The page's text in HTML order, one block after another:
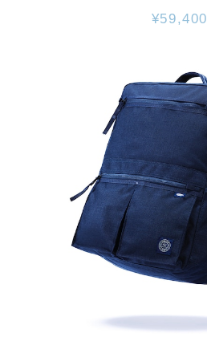
¥59,400